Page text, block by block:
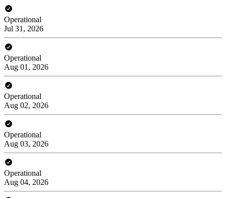
Operational
Jul 31, 2026
Operational
Aug 01, 2026
Operational
Aug 02, 2026
Operational
Aug 03, 2026
Operational
Aug 04, 2026